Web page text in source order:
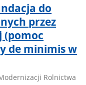
do
przez
(pomoc
de minimis w
i Modernizacji Rolnictwa